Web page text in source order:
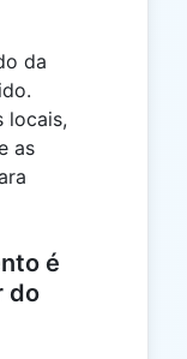
da
locais,
as
é
do